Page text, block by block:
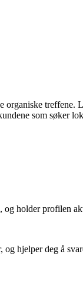
som søker
og holder profilen
og hjelper deg å